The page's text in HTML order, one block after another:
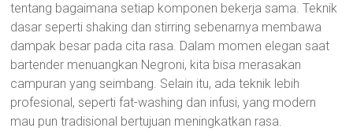
tentang bagaimana setiap komponen bekerja sama. Teknik
dasar seperti shaking dan stirring sebenarnya membawa
dampak besar pada cita rasa. Dalam momen elegan saat
bartender menuangkan Negroni, kita bisa merasakan
campuran yang seimbang. Selain itu, ada teknik lebih
profesional, seperti fat-washing dan infusi, yang modern
mau pun tradisional bertujuan meningkatkan rasa.